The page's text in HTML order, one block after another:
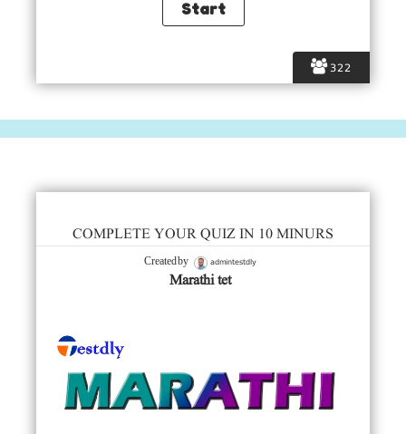
322
COMPLETE YOUR QUIZ IN 10 MINURS
Created by admintestdly
Marathi tet